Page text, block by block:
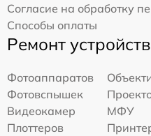
Согласие на обработку
Способы оплаты
Ремонт устройств
Фотоаппаратов
Фотовспышек
Видеокамер
МФУ
Плоттеров